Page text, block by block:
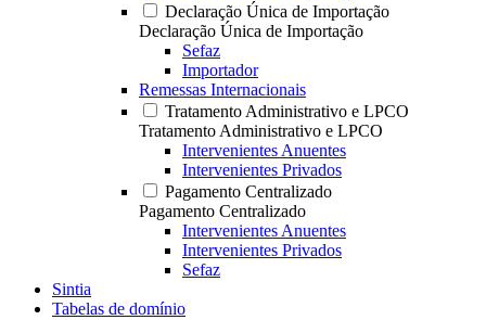
Declaração Única de Importação
Declaração Única de Importação
Sefaz
Importador
Remessas Internacionais
Tratamento Administrativo e LPCO
Tratamento Administrativo e LPCO
Intervenientes Anuentes
Intervenientes Privados
Pagamento Centralizado
Pagamento Centralizado
Intervenientes Anuentes
Intervenientes Privados
Sefaz
Sintia
Tabelas de domínio